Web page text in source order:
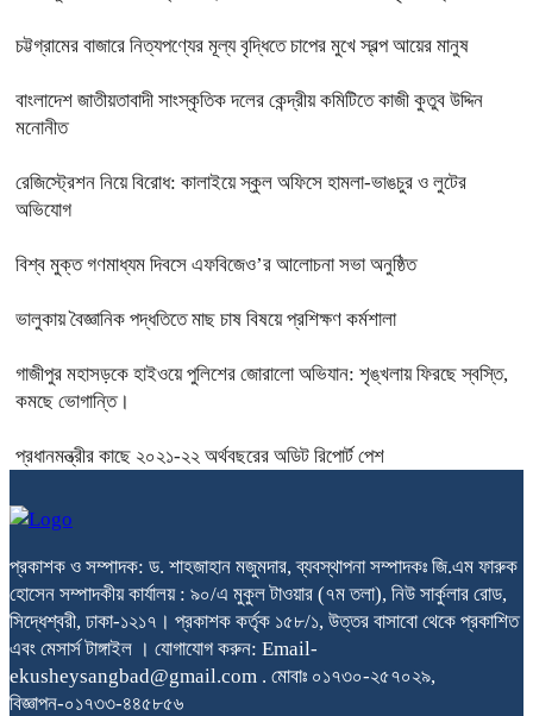
চট্টগ্রামের বাজারে নিত্যপণ্যের মূল্য বৃদ্ধিতে চাপের মুখে স্বল্প আয়ের মানুষ
বাংলাদেশ জাতীয়তাবাদী সাংস্কৃতিক দলের কেন্দ্রীয় কমিটিতে কাজী কুতুব উদ্দিন
মনোনীত
রেজিস্ট্রেশন নিয়ে বিরোধ: কালাইয়ে স্কুল অফিসে হামলা-ভাঙচুর ও লুটের
অভিযোগ
বিশ্ব মুক্ত গণমাধ্যম দিবসে এফবিজেও’র আলোচনা সভা অনুষ্ঠিত
ভালুকায় বৈজ্ঞানিক পদ্ধতিতে মাছ চাষ বিষয়ে প্রশিক্ষণ কর্মশালা
গাজীপুর মহাসড়কে হাইওয়ে পুলিশের জোরালো অভিযান: শৃঙ্খলায় ফিরছে স্বস্তি,
কমছে ভোগান্তি।
প্রধানমন্ত্রীর কাছে ২০২১-২২ অর্থবছরের অডিট রিপোর্ট পেশ
প্রকাশক ও সম্পাদক: ড. শাহজাহান মজুমদার, ব্যবস্থাপনা সম্পাদকঃ জি.এম ফারুক
হোসেন সম্পাদকীয় কার্যালয় : ৯০/এ মুকুল টাওয়ার (৭ম তলা), নিউ সার্কুলার রোড,
সিদ্ধেশ্বরী, ঢাকা-১২১৭। প্রকাশক কর্তৃক ১৫৮/১, উত্তর বাসাবো থেকে প্রকাশিত
এবং মেসার্স টাঙ্গাইল । যোগাযোগ করুন: Email-
ekusheysangbad@gmail.com . মোবাঃ ০১৭৩০-২৫৭০২৯,
বিজ্ঞাপন-০১৭৩৩-৪৪৫৮৫৬